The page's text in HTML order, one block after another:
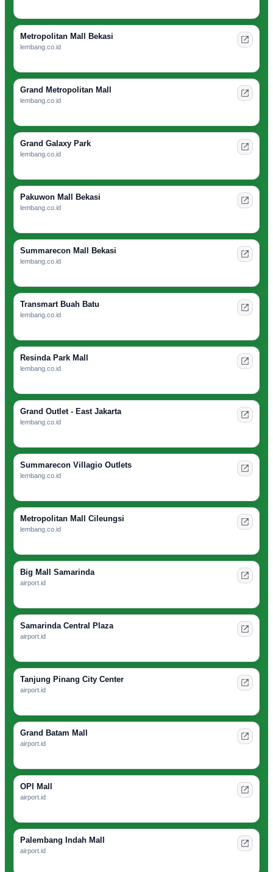
Metropolitan Mall Bekasi
lembang.co.id
Grand Metropolitan Mall
lembang.co.id
Grand Galaxy Park
lembang.co.id
Pakuwon Mall Bekasi
lembang.co.id
Summarecon Mall Bekasi
lembang.co.id
Transmart Buah Batu
lembang.co.id
Resinda Park Mall
lembang.co.id
Grand Outlet - East Jakarta
lembang.co.id
Summarecon Villagio Outlets
lembang.co.id
Metropolitan Mall Cileungsi
lembang.co.id
Big Mall Samarinda
airport.id
Samarinda Central Plaza
airport.id
Tanjung Pinang City Center
airport.id
Grand Batam Mall
airport.id
OPI Mall
airport.id
Palembang Indah Mall
airport.id